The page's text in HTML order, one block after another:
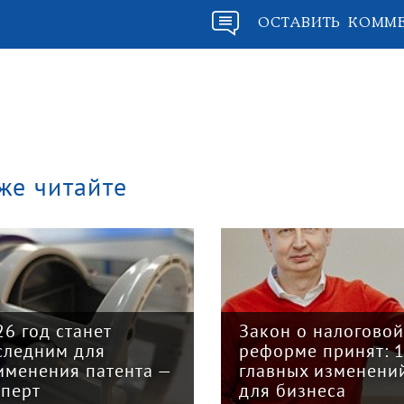
ОСТАВИТЬ
читайте
о налоговой
принят: 12
изменений
бизнеса
«Кризис в кузове»:
интервью с
председателем
«Вятка» Юрием
Куншиным